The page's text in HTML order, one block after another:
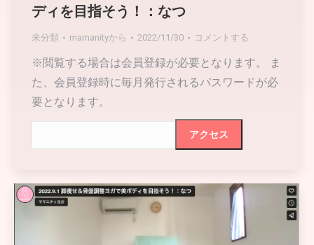
ディを目指そう！：なつ
未分類 mamanityから 2022/11/30 コメントする
※閲覧する場合は会員登録が必要となります。 ま
た、会員登録時に毎月発行されるパスワードが必
要となります。